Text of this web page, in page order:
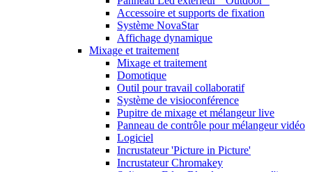
Accessoire et supports de fixation
Système NovaStar
Affichage dynamique
Mixage et traitement
Mixage et traitement
Domotique
Outil pour travail collaboratif
Système de visioconférence
Pupitre de mixage et mélangeur live
Panneau de contrôle pour mélangeur vidéo
Logiciel
Incrustateur 'Picture in Picture'
Incrustateur Chromakey